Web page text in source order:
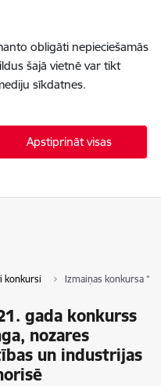
obligāti nepieciešamās
šajā vietnē var tikt
sīkdatnes.
Apstiprināt visas
konkursi Izmaiņas konkursa
gada konkurss
nozares
un industrijas